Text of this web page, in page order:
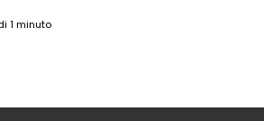
1 minuto